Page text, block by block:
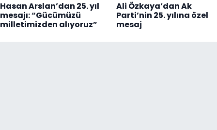
Hasan Arslan’dan 25. yıl
mesajı: “Gücümüzü
milletimizden alıyoruz”
Ali Özkaya’dan Ak
Parti’nin 25. yılına özel
mesaj